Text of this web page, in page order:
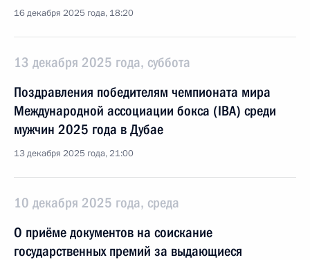
16 декабря 2025 года, 18:20
13 декабря 2025 года, суббота
Поздравления победителям чемпионата мира
Международной ассоциации бокса (IBА) среди
мужчин 2025 года в Дубае
13 декабря 2025 года, 21:00
10 декабря 2025 года, среда
О приёме документов на соискание
государственных премий за выдающиеся